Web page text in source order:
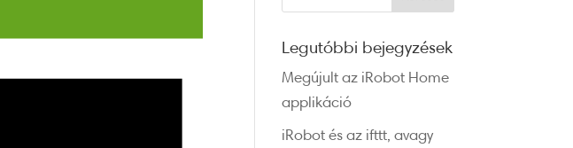
Legutóbbi bejegyzések
Megújult az iRobot Home
applikáció
iRobot és az ifttt, avagy